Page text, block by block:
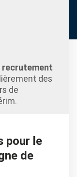
des
de
pour le
de